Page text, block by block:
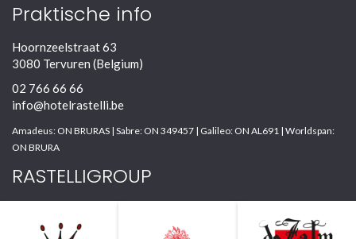
Praktische info
Hoornzeelstraat 63
3080 Tervuren (Belgium)
02 766 66 66
info@hotelrastelli.be
Amadeus: ON BRURAS | Sabre: ON 349457 | Galileo: ON AL691 | Worldspan:
ON BRURA
RASTELLIGROUP